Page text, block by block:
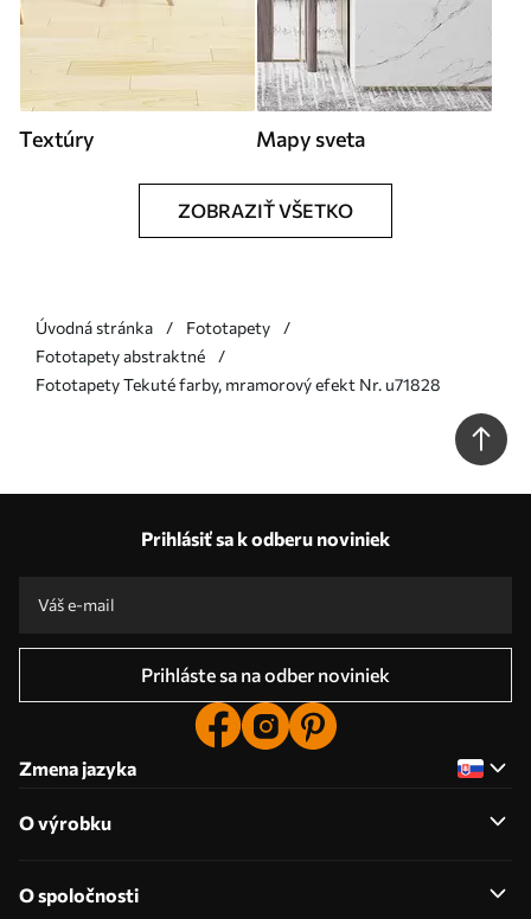
Textúry Mapy sveta
ZOBRAZIŤ VŠETKO
Úvodná stránka
Fototapety
Fototapety abstraktné
Fototapety Tekuté farby, mramorový efekt Nr. u71828
Prihlásiť sa k odberu noviniek
Prihláste sa na odber noviniek
Zmena jazyka
O výrobku
O spoločnosti